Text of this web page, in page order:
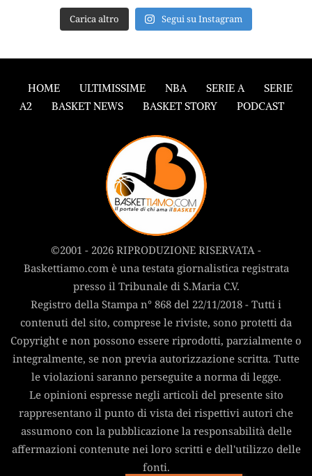
Carica altro Segui su Instagram
HOME ULTIMISSIME NBA SERIE A
SERIE
A2
BASKET NEWS BASKET STORY PODCAST
©2001 - 2026 RIPRODUZIONE RISERVATA -
Baskettiamo.com è una testata giornalistica registrata
presso il Tribunale di S.Maria C.V.
Registro della Stampa n° 868 del 22/11/2018 - Tutti i
contenuti del sito, comprese le riviste, sono protetti da
Copyright e non possono essere riprodotti, parzialmente o
integralmente, se non previa autorizzazione scritta. Tutte
le violazioni saranno perseguite a norma di legge.
Le opinioni espresse negli articoli del presente sito
rappresentano il punto di vista dei rispettivi autori che
assumono con la pubblicazione la responsabilità delle
affermazioni contenute nei loro scritti e dell'utilizzo delle
fonti.